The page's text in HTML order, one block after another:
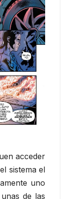
acceder
sistema el
uno
de las